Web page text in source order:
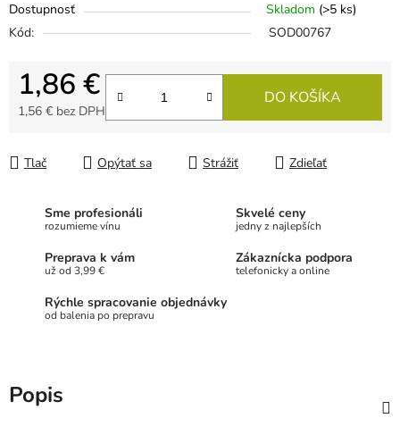
Dostupnosť Skladom (>5 ks)
Kód:
SOD00767
1,86 €
1,56 € bez DPH
DO KOŠÍKA
Tlač Opýtať sa Strážiť Zdieľať
Sme profesionáli
rozumieme vínu
Skvelé ceny
jedny z najlepších
Preprava k vám
už od 3,99 €
Zákaznícka podpora
telefonicky a online
Rýchle spracovanie objednávky
od balenia po prepravu
Popis